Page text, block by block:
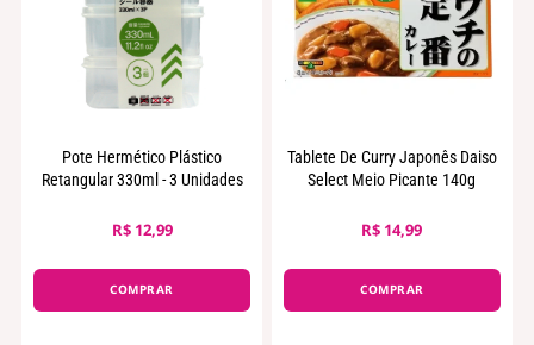
Pote Hermético Plástico
Retangular 330ml - 3 Unidades
R$ 12,99
COMPRAR
Tablete De Curry Japonês Daiso
Select Meio Picante 140g
R$ 14,99
COMPRAR